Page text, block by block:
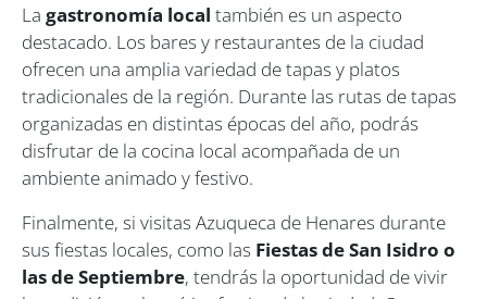
La gastronomía local también es un aspecto
destacado. Los bares y restaurantes de la ciudad
ofrecen una amplia variedad de tapas y platos
tradicionales de la región. Durante las rutas de tapas
organizadas en distintas épocas del año, podrás
disfrutar de la cocina local acompañada de un
ambiente animado y festivo.
Finalmente, si visitas Azuqueca de Henares durante
sus fiestas locales, como las Fiestas de San Isidro o
las de Septiembre, tendrás la oportunidad de vivir